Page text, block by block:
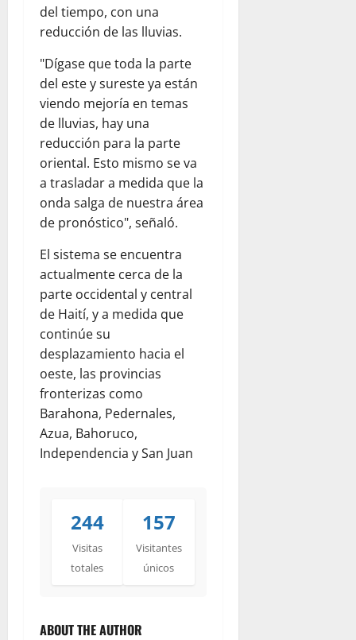
del tiempo, con una
reducción de las lluvias.
"Dígase que toda la parte
del este y sureste ya están
viendo mejoría en temas
de lluvias, hay una
reducción para la parte
oriental. Esto mismo se va
a trasladar a medida que la
onda salga de nuestra área
de pronóstico", señaló.
El sistema se encuentra
actualmente cerca de la
parte occidental y central
de Haití, y a medida que
continúe su
desplazamiento hacia el
oeste, las provincias
fronterizas como
Barahona, Pedernales,
Azua, Bahoruco,
Independencia y San Juan
244
Visitas
totales
157
Visitantes
únicos
ABOUT THE AUTHOR